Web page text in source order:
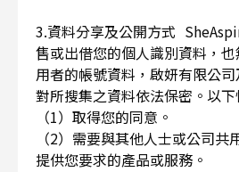
3.資料分享及公開方式
售或出借您的個人識別資料，
用者的帳號資料，啟妍有限公
對所搜集之資料依法保密。以
（1）取得您的同意。
（2）需要與其他人士或公司
提供您要求的產品或服務。